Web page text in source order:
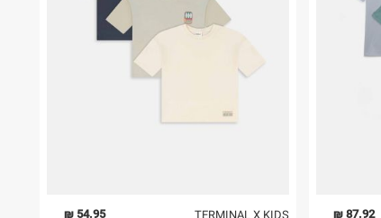
54.95 ₪
TERMINAL X KIDS
87.92 ₪